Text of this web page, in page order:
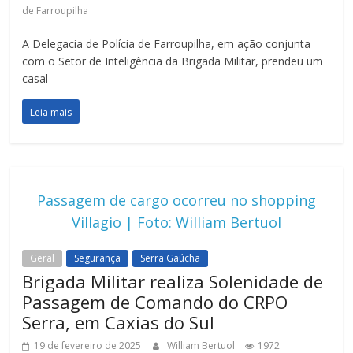
de Farroupilha
A Delegacia de Polícia de Farroupilha, em ação conjunta
com o Setor de Inteligência da Brigada Militar, prendeu um
casal
Leia mais
Passagem de cargo ocorreu no shopping
Villagio | Foto: William Bertuol
Geral Segurança Serra Gaúcha
Brigada Militar realiza Solenidade de
Passagem de Comando do CRPO
Serra, em Caxias do Sul
19 de fevereiro de 2025 William Bertuol
1972